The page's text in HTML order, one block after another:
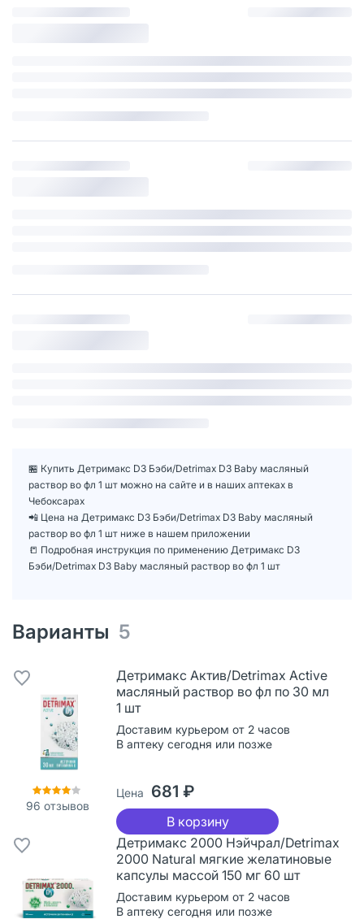
🏪 Купить Детримакс D3 Бэби/Detrimax D3 Baby масляный
раствор во фл 1 шт можно на сайте и в наших аптеках в
Чебоксарах
📲 Цена на Детримакс D3 Бэби/Detrimax D3 Baby масляный
раствор во фл 1 шт ниже в нашем приложении
📒 Подробная инструкция по применению Детримакс D3
Бэби/Detrimax D3 Baby масляный раствор во фл 1 шт
Варианты 5
96 отзывов
Детримакс Актив/Detrimax Active
масляный раствор во фл по 30 мл
1 шт
Доставим курьером от 2 часов
В аптеку сегодня или позже
Цена 681 ₽
В корзину
Детримакс 2000 Нэйчрал/Detrimax
2000 Natural мягкие желатиновые
капсулы массой 150 мг 60 шт
Доставим курьером от 2 часов
В аптеку сегодня или позже